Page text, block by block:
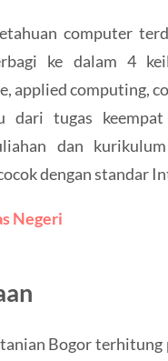
computer
ke dalam 4
applied computing,
dari tugas
dan
dengan standar
Negeri
Bogor terhitung